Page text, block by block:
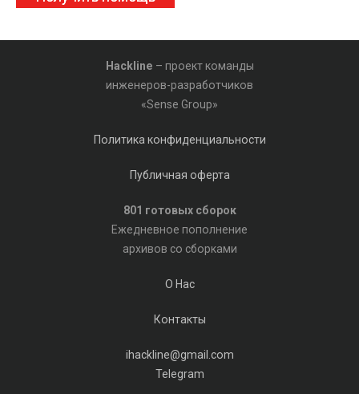
Hackline – проект команды
инженеров-разработчиков
«Sense Group»
Политика конфиденциальности
Публичная оферта
801 готовых сборок
Ежедневное пополнение
архивов со сборками
О Нас
Контакты
ihackline@gmail.com
Telegram